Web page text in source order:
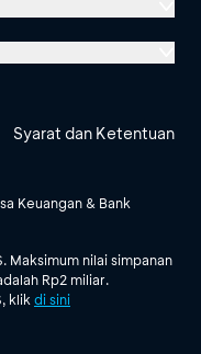
Keuangan & Bank
Maksimum nilai simpanan
Rp2 miliar.
klik di sini
Syarat dan Ketentuan